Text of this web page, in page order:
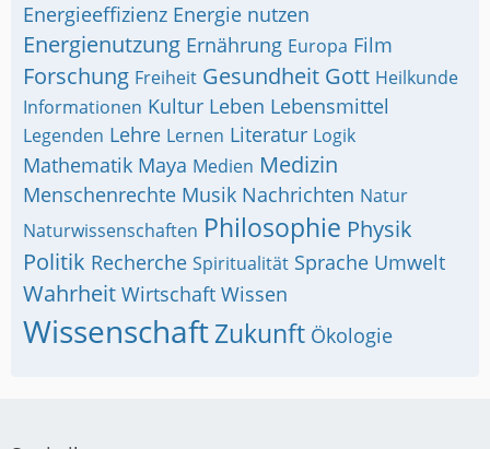
Energieeffizienz Energie nutzen
Energienutzung Ernährung Europa Film
Forschung Freiheit Gesundheit Gott Heilkunde
Informationen Kultur Leben Lebensmittel
Legenden Lehre Lernen Literatur Logik
Mathematik Maya Medien Medizin
Menschenrechte Musik Nachrichten Natur
Naturwissenschaften Philosophie Physik
Politik Recherche Spiritualität Sprache Umwelt
Wahrheit Wirtschaft Wissen
WissenschaftZukunft Ökologie